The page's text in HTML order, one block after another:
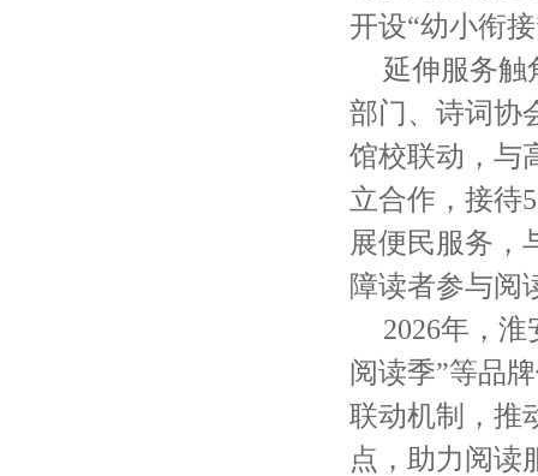
开设“幼小衔
延伸服务触
部门、诗词协
馆校联动，与
立合作，接待
展便民服务，
障读者参与阅
2026年，
阅读季”等品
联动机制，推
点，助力阅读